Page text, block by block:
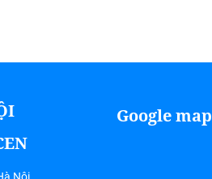
Google map